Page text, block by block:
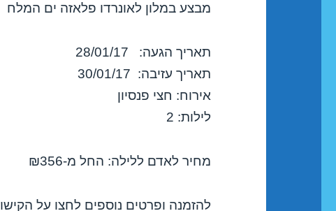
מבצע במלון לאונרדו פלאזה ים המלח
תאריך הגעה: 28/01/17
תאריך עזיבה: 30/01/17
אירוח: חצי פנסיון
לילות: 2
מחיר לאדם ללילה: החל מ-₪356
להזמנה ופרטים נוספים לחצו על